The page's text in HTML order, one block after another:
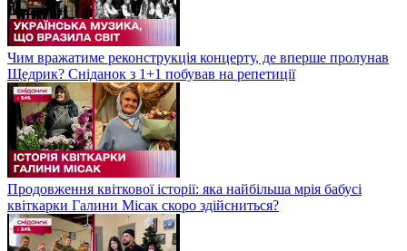
Чим вражатиме реконструкція концерту, де вперше пролунав
Щедрик? Сніданок з 1+1 побував на репетиції
Продовження квіткової історії: яка найбільша мрія бабусі
квіткарки Галини Місак скоро здійсниться?